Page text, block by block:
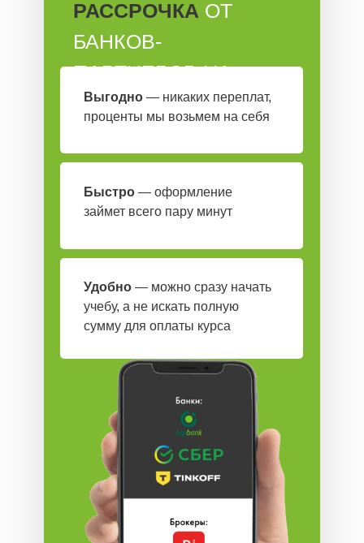
РАССРОЧКА ОТ
БАНКОВ-
ПАРТНЕРОВ НА
6/12/24 МЕСЯЦА
Выгодно — никаких переплат,
проценты мы возьмем на себя
Быстро — оформление
займет всего пару минут
Удобно — можно сразу начать
учебу, а не искать полную
сумму для оплаты курса